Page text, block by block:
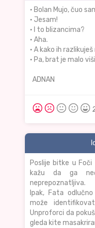
• Bolan Mujo, čuo
• Jesam!
• I to blizancima?
• Aha.
• A kako ih
• Pa, brat je malo
ADNAN
Poslije bitke u
kažu da ga
neprepoznatljiva.
Ipak, Fata
može
Unproforci da
gleda kite